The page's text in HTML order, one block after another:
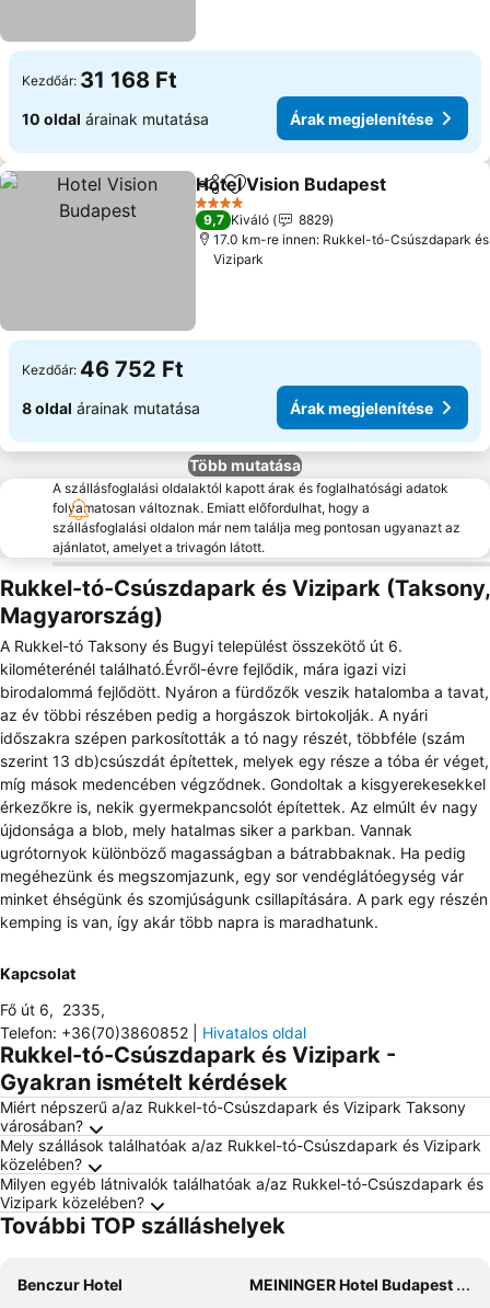
Kezdőár: 31 168 Ft
10 oldal árainak mutatása Árak megjelenítése
Megosztás
Hozzáadás a kedvencekhez
Hotel Vision Budapest
4 Kategória
9,7 Kiváló
8829
17.0 km-re innen: Rukkel-tó-Csúszdapark és
Vizipark
Kezdőár: 46 752 Ft
8 oldal árainak mutatása Árak megjelenítése
Több mutatása
A szállásfoglalási oldalaktól kapott árak és foglalhatósági adatok
folyamatosan változnak. Emiatt előfordulhat, hogy a
szállásfoglalási oldalon már nem találja meg pontosan ugyanazt az
ajánlatot, amelyet a trivagón látott.
Rukkel-tó-Csúszdapark és Vizipark (Taksony,
Magyarország)
A Rukkel-tó Taksony és Bugyi települést összekötő út 6.
kilométerénél található.Évről-évre fejlődik, mára igazi vizi
birodalommá fejlődött. Nyáron a fürdőzők veszik hatalomba a tavat,
az év többi részében pedig a horgászok birtokolják. A nyári
időszakra szépen parkosították a tó nagy részét, többféle (szám
szerint 13 db)csúszdát építettek, melyek egy része a tóba ér véget,
míg mások medencében végződnek. Gondoltak a kisgyerekesekkel
érkezőkre is, nekik gyermekpancsolót építettek. Az elmúlt év nagy
újdonsága a blob, mely hatalmas siker a parkban. Vannak
ugrótornyok különböző magasságban a bátrabbaknak. Ha pedig
megéhezünk és megszomjazunk, egy sor vendéglátóegység vár
minket éhségünk és szomjúságunk csillapítására. A park egy részén
kemping is van, így akár több napra is maradhatunk.
Kapcsolat
Fő út 6, 2335,
Telefon: +36(70)3860852 Hivatalos oldal
Rukkel-tó-Csúszdapark és Vizipark -
Gyakran ismételt kérdések
Miért népszerű a/az Rukkel-tó-Csúszdapark és Vizipark Taksony
városában?
Mely szállások találhatóak a/az Rukkel-tó-Csúszdapark és Vizipark
közelében?
Milyen egyéb látnivalók találhatóak a/az Rukkel-tó-Csúszdapark és
Vizipark közelében?
További TOP szálláshelyek
Benczur Hotel
MEININGER Hotel Budapest Great Market Hall